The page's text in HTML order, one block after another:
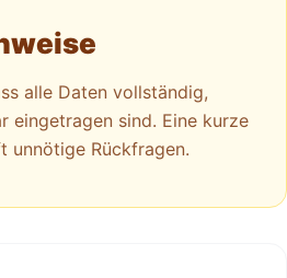
alle Daten vollständig,
eingetragen sind. Eine kurze
unnötige Rückfragen.